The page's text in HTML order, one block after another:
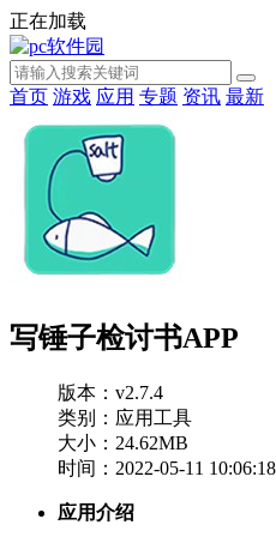
正在加载
首页 游戏 应用 专题 资讯 最新
写锤子检讨书APP
版本：v2.7.4
类别：应用工具
大小：24.62MB
时间：2022-05-11 10:06:18
应用介绍